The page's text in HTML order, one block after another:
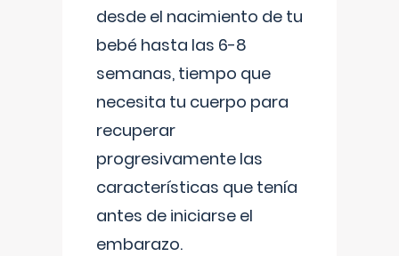
desde el nacimiento de tu
bebé hasta las 6-8
semanas, tiempo que
necesita tu cuerpo para
recuperar
progresivamente las
características que tenía
antes de iniciarse el
embarazo.